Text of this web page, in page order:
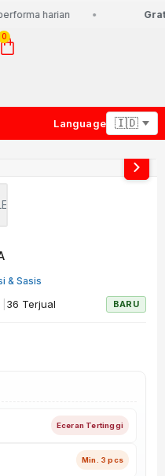
harian
0
Language
& Sasis
36 Terjual BARU
Eceran Tertinggi
Min. 3 pcs